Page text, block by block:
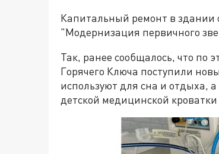
Капитальный ремонт в здании
"Модернизация первичного
Так, ранее сообщалось, что по
Горячего Ключа поступили
используют для сна и отдыха,
детской медицинской